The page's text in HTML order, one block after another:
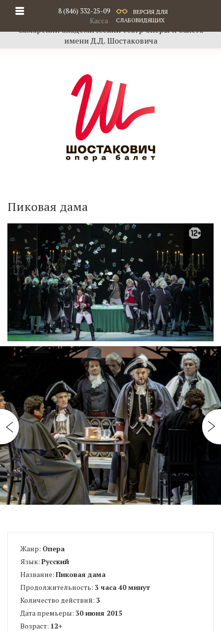
8 (846) 332-25-09
Касса
ВЕРСИЯ ДЛЯ
СЛАБОВИДЯЩИХ
Самарский академический театр оперы и балета
имени Д.Д. Шостаковича
Пиковая дама
Жанр: Опера
Язык: Русский
Название: Пиковая дама
Продолжительность: 3 часа 40 минут
Количество действий: 3
Дата премьеры: 30 июня 2015
Возраст: 12+